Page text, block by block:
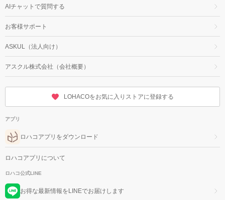
AIチャットで質問する
お客様サポート
ASKUL（法人向け）
アスクル株式会社（会社概要）
LOHACOをお気に入りストアに登録する
アプリ
ロハコアプリをダウンロード
ロハコアプリについて
ロハコ公式LINE
お得な最新情報をLINEでお届けします